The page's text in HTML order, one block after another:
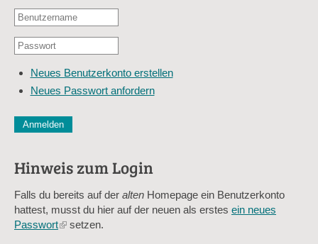
Benutzername
E-
Adresse
Passwort
Neues Benutzerkonto erstellen
Neues Passwort anfordern
Diese Sicherheitsfrage überprüft, ob Sie ein menschlicher
Sag mir nicht, wie viele Sternlein stehen
Hinweis zum Login
Falls du bereits auf der alten Homepage ein Benutzerkonto
hattest, musst du hier auf der neuen als erstes ein neues
Passwort(linksetzen.